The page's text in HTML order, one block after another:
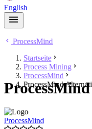
English
ProcessMind
Startseite
Process Mining
ProcessMind
ProcessMind
ProcessMind